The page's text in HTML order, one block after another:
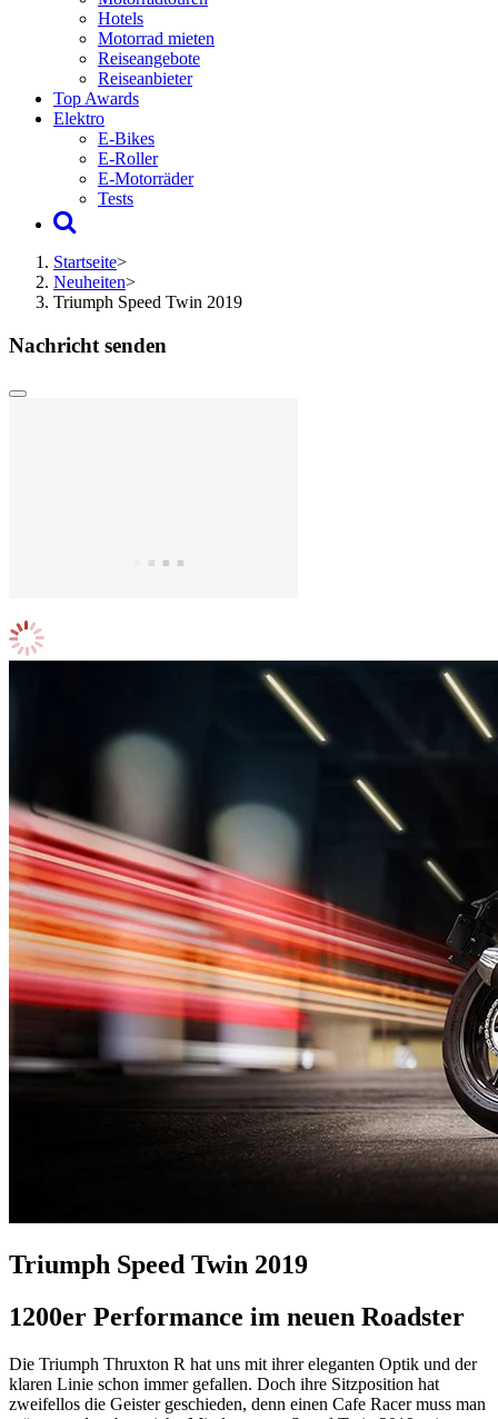
Hotels
Motorrad mieten
Reiseangebote
Reiseanbieter
Top Awards
Elektro
E-Bikes
E-Roller
E-Motorräder
Tests
Startseite>
Neuheiten>
Triumph Speed Twin 2019
Nachricht senden
Triumph Speed Twin 2019
1200er Performance im neuen Roadster
Die Triumph Thruxton R hat uns mit ihrer eleganten Optik und der
klaren Linie schon immer gefallen. Doch ihre Sitzposition hat
zweifellos die Geister geschieden, denn einen Cafe Racer muss man